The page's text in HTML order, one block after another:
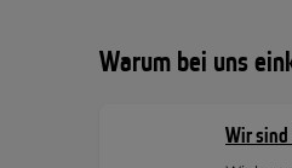
Warum bei uns
Wir